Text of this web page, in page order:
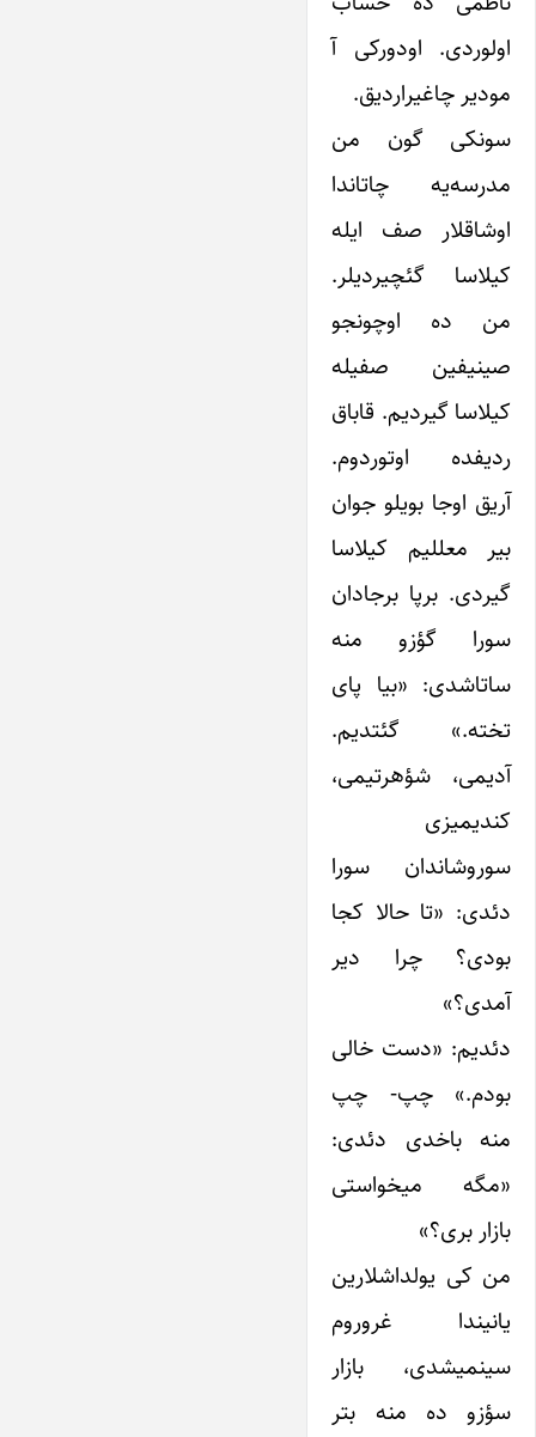
اولوردی. اودورکی آ
مودیر چاغیراردیق.
سونکی گون من
مدرسه‌یه چاتاندا
اوشاقلار صف ایله
کیلاسا گئچیردیلر.
من ده اوچونجو
صینیفین صفیله
کیلاسا گیردیم. قاباق
ردیفده اوتوردوم.
آریق اوجا بویلو جوان
بیر معللیم کیلاسا
گیردی. برپا برجادان
سورا گؤزو منه
ساتاشدی: «بیا پای
تخته.» گئتدیم.
آدیمی، شؤهرتیمی،
کندیمیزی
سوروشاندان سورا
دئدی: «تا حالا کجا
بودی؟ چرا دیر
آمدی؟»
دئدیم: «دست خالی
بودم.» چپ- چپ
منه باخدی دئدی:
«مگه میخواستی
بازار بری؟»
من کی یولداشلارین
یانیندا غروروم
سینمیشدی، بازار
سؤزو ده منه بتر